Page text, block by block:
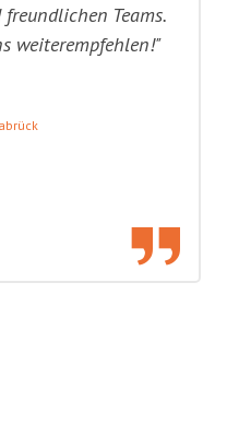
Teams.
weiterempfehlen!"